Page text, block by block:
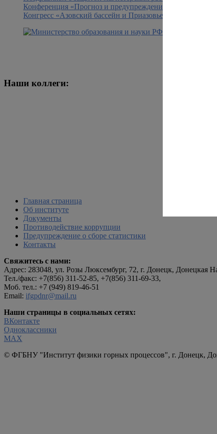
Конференция «Прогноз и предупреждение
Конгресс «Азовский бассейн и Приазовье:
Наши коллеги:
Главная страница
Об институте
Документы
Противодействие коррупции
Предупреждение о сборе статистики
Контакты
Свяжитесь с нами:
Адрес: 283048, ул. Розы Люксембург, 72, г. Донецк, Донецкая
Тел./факс: +7(856) 311-52-85, +7(856) 311-69-33,
Моб. тел.: +7 (949) 819-46-51
Email: ifgpdnr@mail.ru
Наши страницы в социальных сетях:
ВКонтакте
Одноклассники
МАХ
© ФГБНУ "Институт физики горных процессов", г. Донецк,